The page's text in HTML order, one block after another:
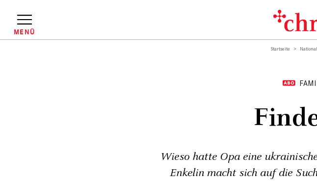
Inhalt
MENÜ
Startseite
Wieso hatte Opa eine
Enkelin macht sich auf die